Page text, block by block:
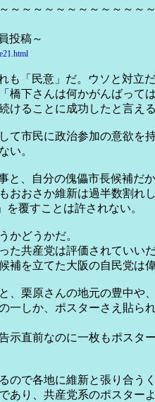
～～～～～～～～～～～～
投稿～
「民意」だ。ウソと対立
橋下さんは何かがんばって
けることに成功したと言える
て市民に政治参加の意欲を
い。
、自分の傀儡市長候補だ
おおさか維新は過半数割れ
覆すことは許されない。
かどうかだ。
共産党は評価されていいだ
を立てた大阪の自民党は偉
、栗原さんの地元の豊中や
一しか、ポスターさえ貼ら
直前なのに一枚もポスタ
で各地に維新と張り合う
あり、共産党系のポスター